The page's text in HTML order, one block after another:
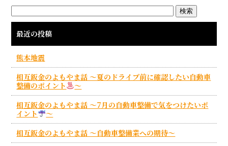
最近の投稿
熊本地震
相互鈑金のよもやま話 ～夏のドライブ前に確認したい自動車
整備のポイント
～
相互鈑金のよもやま話 ～7月の自動車整備で気をつけたいポ
イント
～
相互鈑金のよもやま話 ～自動車整備業への期待～